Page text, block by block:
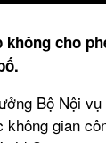
không cho
Bộ Nội
không gian